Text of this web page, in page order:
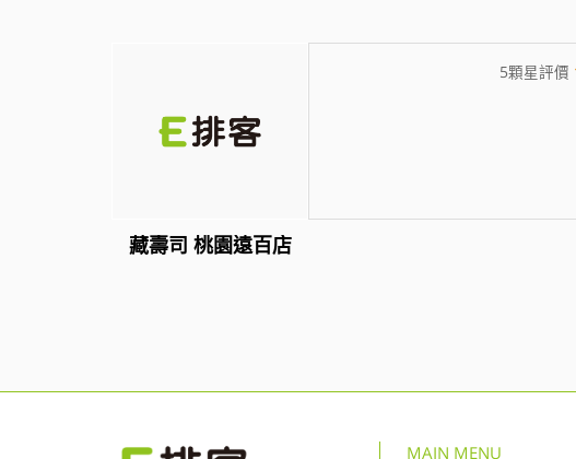
5顆星評價
藏壽司 桃園遠百店
MAIN MENU